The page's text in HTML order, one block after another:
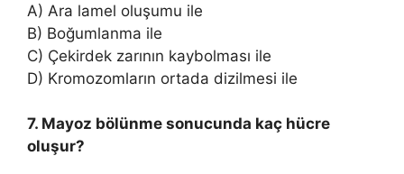
A) Ara lamel oluşumu ile
B) Boğumlanma ile
C) Çekirdek zarının kaybolması ile
D) Kromozomların ortada dizilmesi ile
7. Mayoz bölünme sonucunda kaç hücre
oluşur?